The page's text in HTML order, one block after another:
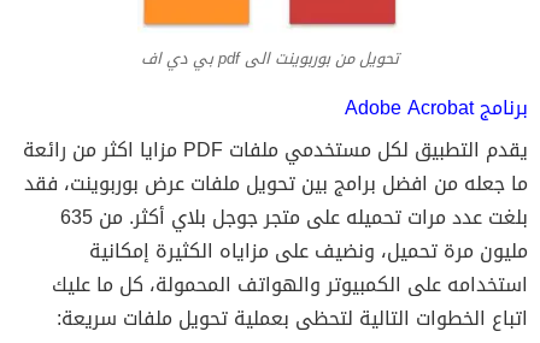
تحويل من بوربوينت الى pdf بي دي اف
برنامج Adobe Acrobat
يقدم التطبيق لكل مستخدمي ملفات PDF مزايا اكثر من رائعة
ما جعله من افضل برامج بين تحويل ملفات عرض بوربوينت، فقد
بلغت عدد مرات تحميله على متجر جوجل بلاي أكثر. من 635
مليون مرة تحميل، ونضيف على مزاياه الكثيرة إمكانية
استخدامه على الكمبيوتر والهواتف المحمولة، كل ما عليك
اتباع الخطوات التالية لتحظى بعملية تحويل ملفات سريعة: